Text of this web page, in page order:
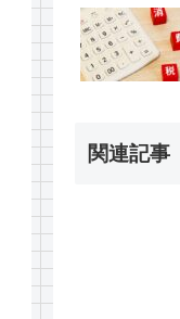
関連記事